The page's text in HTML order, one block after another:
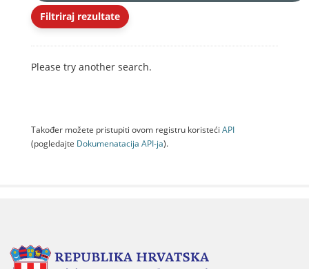
Filtriraj rezultate
Please try another search.
Također možete pristupiti ovom registru koristeći API
(pogledajte Dokumenаtаcijа API-jа).